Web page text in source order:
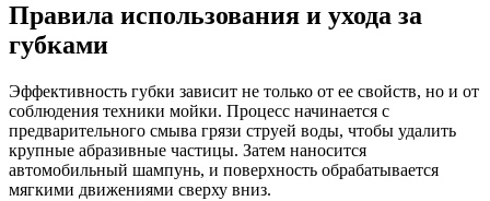
Правила использования и ухода за
губками
Эффективность губки зависит не только от ее свойств, но и от
соблюдения техники мойки. Процесс начинается с
предварительного смыва грязи струей воды, чтобы удалить
крупные абразивные частицы. Затем наносится
автомобильный шампунь, и поверхность обрабатывается
мягкими движениями сверху вниз.